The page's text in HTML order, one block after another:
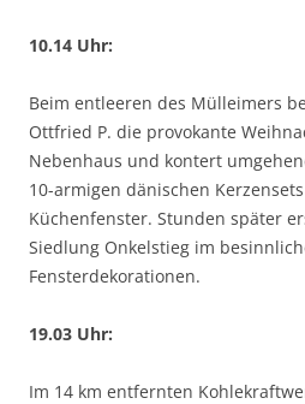
10.14 Uhr:
Beim entleeren des Mülleimers
Ottfried P. die provokante
Nebenhaus und kontert
10-armigen dänischen
Küchenfenster. Stunden später
Siedlung Onkelstieg im
Fensterdekorationen.
19.03 Uhr:
Im 14 km entfernten